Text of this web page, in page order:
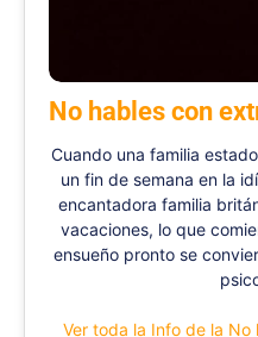
No hables con
Cuando una familia
un fin de semana en la
encantadora familia
vacaciones, lo que
ensueño pronto se
Ver toda la Info de la